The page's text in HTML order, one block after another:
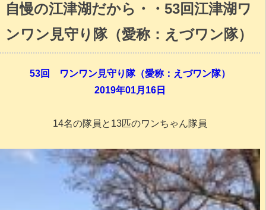
自慢の江津湖だから・・53回江津湖ワ
ンワン見守り隊（愛称：えづワン隊）
53回 ワンワン見守り隊（愛称：えづワン隊）
2019年01月16日
14名の隊員と13匹のワンちゃん隊員